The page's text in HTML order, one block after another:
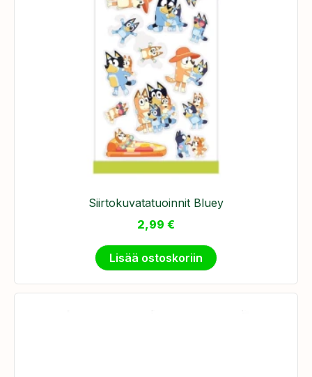
Siirtokuvatatuoinnit Bluey
2,99 €
Lisää ostoskoriin